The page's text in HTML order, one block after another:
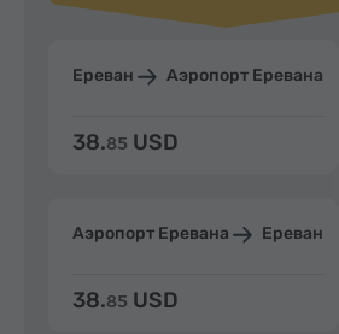
Ереван Аэропорт Еревана
38.85 USD
Аэропорт Еревана Ереван
38.85 USD